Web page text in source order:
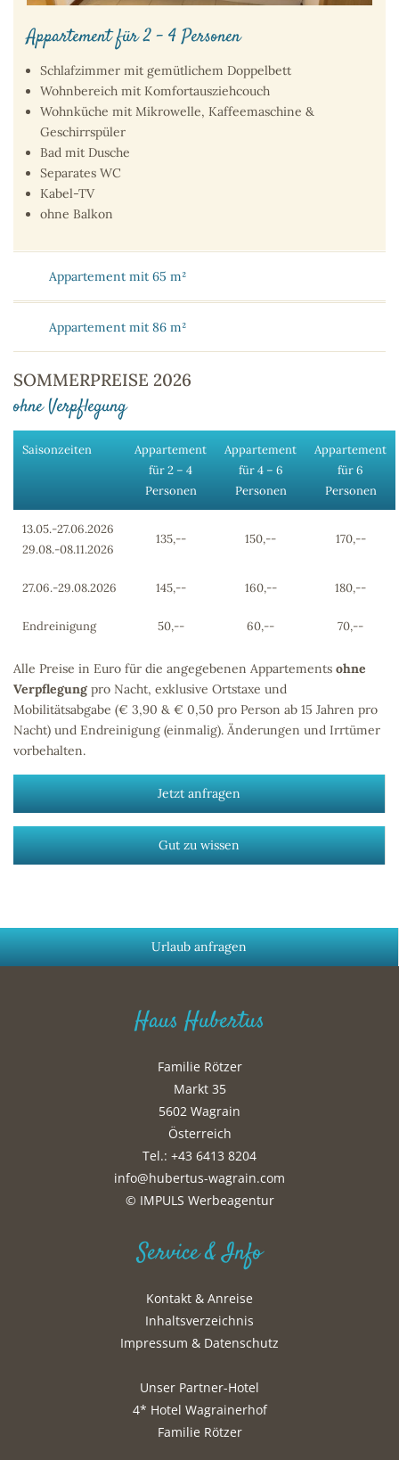
Appartement für 2 – 4 Personen
Schlafzimmer mit gemütlichem Doppelbett
Wohnbereich mit Komfortausziehcouch
Wohnküche mit Mikrowelle, Kaffeemaschine &
Geschirrspüler
Bad mit Dusche
Separates WC
Kabel-TV
ohne Balkon
Appartement mit 65 m²
Appartement mit 86 m²
SOMMERPREISE 2026
ohne Verpflegung
Saisonzeiten
Appartement
für 2 – 4
Personen
Appartement
für 4 – 6
Personen
Appartement
für 6
Personen
13.05.-27.06.2026
29.08.-08.11.2026
135,-- 150,-- 170,--
27.06.-29.08.2026 145,-- 160,-- 180,--
Endreinigung 50,-- 60,-- 70,--
Alle Preise in Euro für die angegebenen Appartements ohne
Verpflegung pro Nacht, exklusive Ortstaxe und
Mobilitätsabgabe (€ 3,90 & € 0,50 pro Person ab 15 Jahren pro
Nacht) und Endreinigung (einmalig). Änderungen und Irrtümer
vorbehalten.
Jetzt anfragen
Gut zu wissen
Urlaub anfragen
Haus Hubertus
Familie Rötzer
Markt 35
5602 Wagrain
Österreich
Tel.: +43 6413 8204
info@hubertus-wagrain.com
© IMPULS Werbeagentur
Service & Info
Kontakt & Anreise
Inhaltsverzeichnis
Impressum & Datenschutz
Unser Partner-Hotel
4* Hotel Wagrainerhof
Familie Rötzer